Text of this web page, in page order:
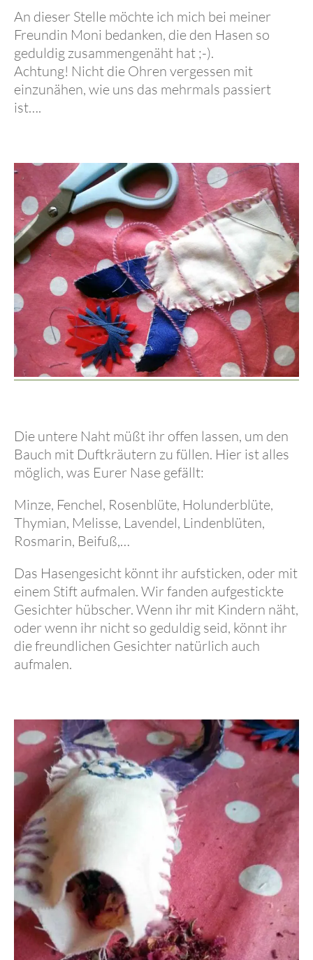
An dieser Stelle möchte ich mich bei meiner
Freundin Moni bedanken, die den Hasen so
geduldig zusammengenäht hat ;-).
Achtung! Nicht die Ohren vergessen mit
einzunähen, wie uns das mehrmals passiert
ist….
Die untere Naht müßt ihr offen lassen, um den
Bauch mit Duftkräutern zu füllen. Hier ist alles
möglich, was Eurer Nase gefällt:
Minze, Fenchel, Rosenblüte, Holunderblüte,
Thymian, Melisse, Lavendel, Lindenblüten,
Rosmarin, Beifuß,…
Das Hasengesicht könnt ihr aufsticken, oder mit
einem Stift aufmalen. Wir fanden aufgestickte
Gesichter hübscher. Wenn ihr mit Kindern näht,
oder wenn ihr nicht so geduldig seid, könnt ihr
die freundlichen Gesichter natürlich auch
aufmalen.